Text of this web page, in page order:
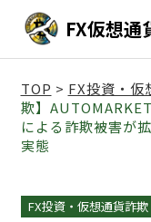
FX仮想通
TOP > FX投資・仮
欺】
による詐欺被害が
実態
FX投資・仮想通貨詐欺